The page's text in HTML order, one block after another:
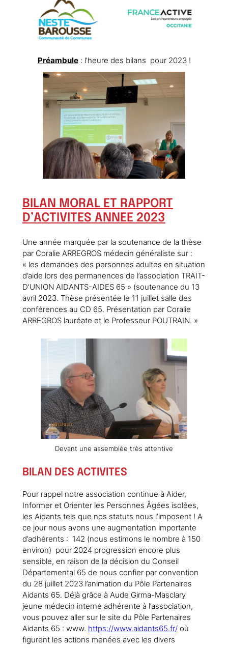
Préambule: l’heure des bilans pour 2023 !
BILAN MORAL ET RAPPORT
D’ACTIVITES ANNEE 2023
Une année marquée par la soutenance de la thèse
par Coralie ARREGROS médecin généraliste sur :
« les demandes des personnes adultes en situation
d’aide lors des permanences de l’association TRAIT-
D’UNION AIDANTS-AIDES 65 » (soutenance du 13
avril 2023. Thèse présentée le 11 juillet salle des
conférences au CD 65. Présentation par Coralie
ARREGROS lauréate et le Professeur POUTRAIN. »
Devant une assemblée très attentive
BILAN DES ACTIVITES
Pour rappel notre association continue à Aider,
Informer et Orienter les Personnes Âgées isolées,
les Aidants tels que nos statuts nous l’imposent ! A
ce jour nous avons une augmentation importante
d’adhérents : 142 (nous estimons le nombre à 150
environ) pour 2024 progression encore plus
sensible, en raison de la décision du Conseil
Départemental 65 de nous confier par convention
du 28 juillet 2023 l’animation du Pôle Partenaires
Aidants 65. Déjà grâce à Aude Girma-Masclary
jeune médecin interne adhérente à l’association,
vous pouvez aller sur le site du Pôle Partenaires
Aidants 65 : www. https://www.aidants65.fr/où
figurent les actions menées avec les divers